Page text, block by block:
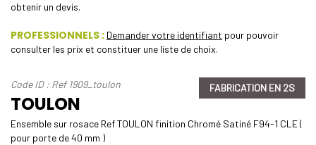
obtenir un devis.
PROFESSIONNELS : Demander votre identifiant pour pouvoir
consulter les prix et constituer une liste de choix.
Code ID : Ref 1909_toulon
TOULON
FABRICATION EN 2S
Ensemble sur rosace Ref TOULON finition Chromé Satiné F94-1 CLE (
pour porte de 40 mm )